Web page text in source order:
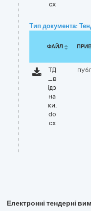
cx
Тип документа:
ФАЙЛ
ТД
_в
ідз
на
ки.
do
cx
Електронні тендерні